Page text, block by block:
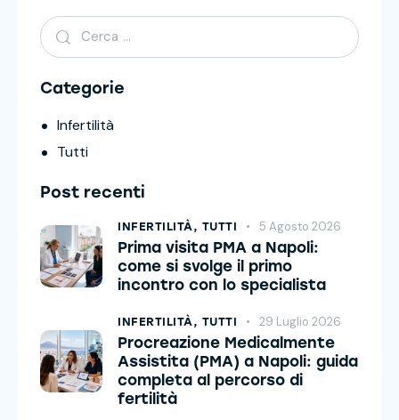
Categorie
Infertilità
Tutti
Post recenti
INFERTILITÀ, TUTTI 5 Agosto 2026
Prima visita PMA a Napoli:
come si svolge il primo
incontro con lo specialista
INFERTILITÀ, TUTTI 29 Luglio 2026
Procreazione Medicalmente
Assistita (PMA) a Napoli: guida
completa al percorso di
fertilità